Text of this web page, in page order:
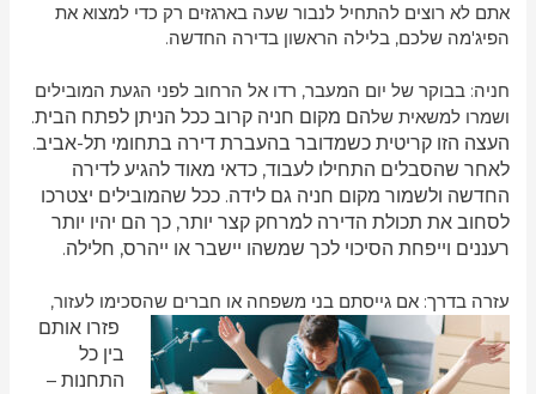
אתם לא רוצים להתחיל לנבור שעה בארגזים רק כדי למצוא את
הפיג'מה שלכם, בלילה הראשון בדירה החדשה.
חניה: בבוקר של יום המעבר, רדו אל הרחוב לפני הגעת המובילים
ושמרו למשאית שלהם מקום חניה קרוב ככל הניתן לפתח הבית.
העצה הזו קריטית כשמדובר בהעברת דירה בתחומי תל-אביב.
לאחר שהסבלים התחילו לעבוד, כדאי מאוד להגיע לדירה
החדשה ולשמור מקום חניה גם לידה. ככל שהמובילים יצטרכו
לסחוב את תכולת הדירה למרחק קצר יותר, כך הם יהיו יותר
רעננים וייפחת הסיכוי לכך שמשהו יישבר או ייהרס, חלילה.
עזרה בדרך: אם גייסתם בני משפחה או חברים שהסכימו לעזור,
פזרו אותם
בין כל
התחנות –